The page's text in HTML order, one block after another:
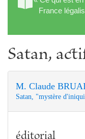
France
Satan,
M. Claude
Satan, "mystère
éditorial